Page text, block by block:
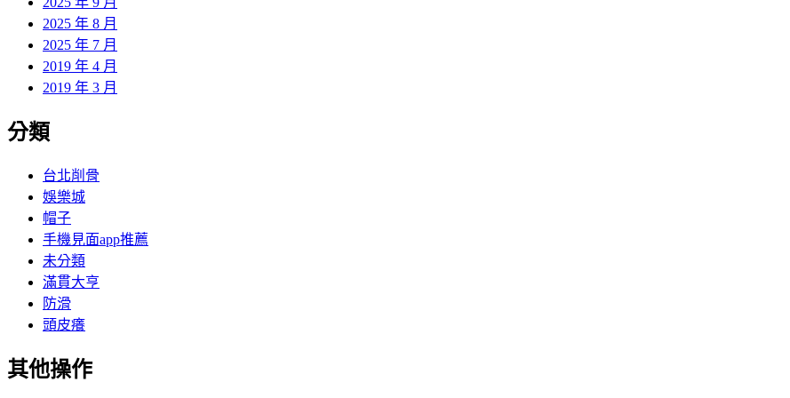
2025 年 8 月
2025 年 7 月
2019 年 4 月
2019 年 3 月
分類
台北削骨
娛樂城
帽子
手機見面app推薦
未分類
滿貫大亨
防滑
頭皮癢
其他操作